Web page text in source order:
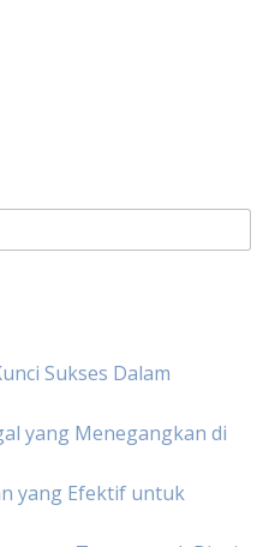
Sukses Dalam
yang Menegangkan di
yang Efektif untuk